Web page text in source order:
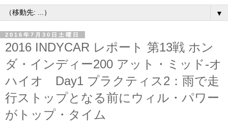
▼
2016年7月30日土曜日
2016 INDYCAR レポート 第13戦 ホン
ダ・インディー200 アット・ミッド-オ
ハイオ Day1 プラクティス2：雨で走
行ストップとなる前にウィル・パワー
がトップ・タイム